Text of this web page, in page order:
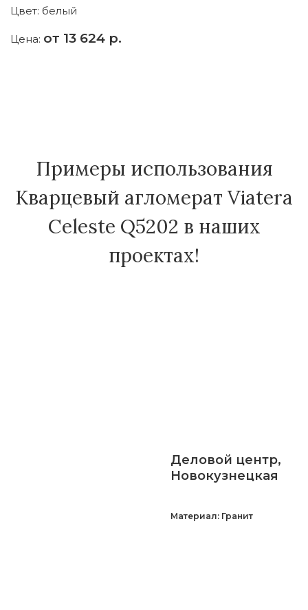
Цвет: белый
Цена: от 13 624 р.
Примеры использования
Кварцевый агломерат Viatera
Celeste Q5202 в наших
проектах!
Деловой центр,
Новокузнецкая
Материал: Гранит